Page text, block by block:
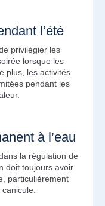
l’été
privilégier les
lorsque les
plus, les activités
pendant les
à l’eau
la régulation de
doit toujours avoir
particulièrement